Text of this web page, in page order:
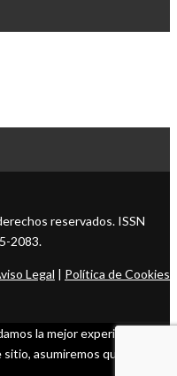
reservados. ISSN
2083.
Legal | Política de Cookies
la mejor experiencia en
asumiremos que estás